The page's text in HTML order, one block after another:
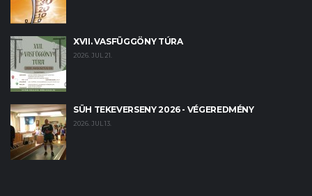
XVII. VASFÜGGÖNY TÚRA
2026. JUL 21.
SÜH TEKEVERSENY 2026 - VÉGEREDMÉNY
2026. JUL 13.